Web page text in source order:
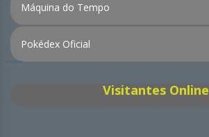
Máquina do Tempo
Pokédex Oficial
Visitantes Online